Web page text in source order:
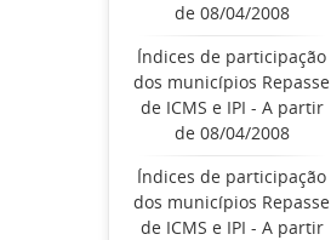
de 08/04/2008
Índices de participação
dos municípios Repasse
de ICMS e IPI - A partir
de 08/04/2008
Índices de participação
dos municípios Repasse
de ICMS e IPI - A partir